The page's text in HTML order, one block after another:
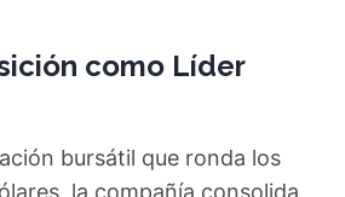
como Líder
bursátil que ronda los
la compañía consolida